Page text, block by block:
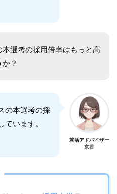
本選考の採用倍率はもっと高
か？
の本選考の採
ています。
就活アドバイザー
京香